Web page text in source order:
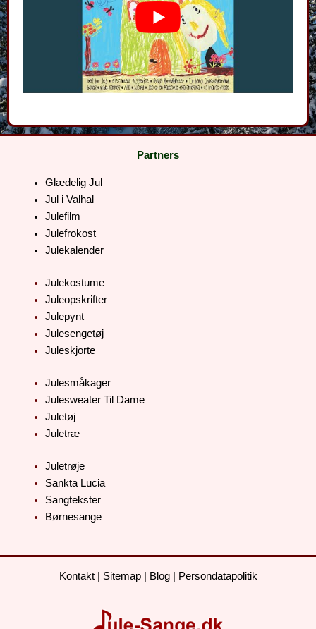
Partners
Glædelig Jul
Jul i Valhal
Julefilm
Julefrokost
Julekalender
Julekostume
Juleopskrifter
Julepynt
Julesengetøj
Juleskjorte
Julesmåkager
Julesweater Til Dame
Juletøj
Juletræ
Juletrøje
Sankta Lucia
Sangtekster
Børnesange
Kontakt| Sitemap| Blog| Persondatapolitik